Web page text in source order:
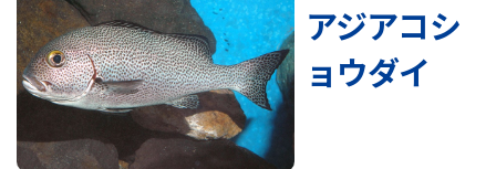
アジアコシ
ョウダイ